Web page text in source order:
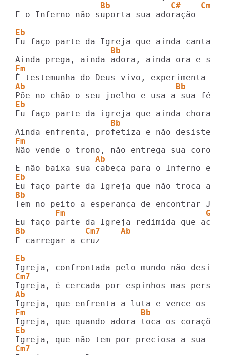
Bb            C#
E o Inferno não suporta sua adoração
Eb
                   Bb
Fm
Ab                              Bb
Eb
                   Bb
Fm
Ab
Eb
Bb
Fm                            Gm
Bb            Cm7    Ab
E carregar a cruz
Eb
Cm7
Ab
Fm                       Bb
Eb
Cm7